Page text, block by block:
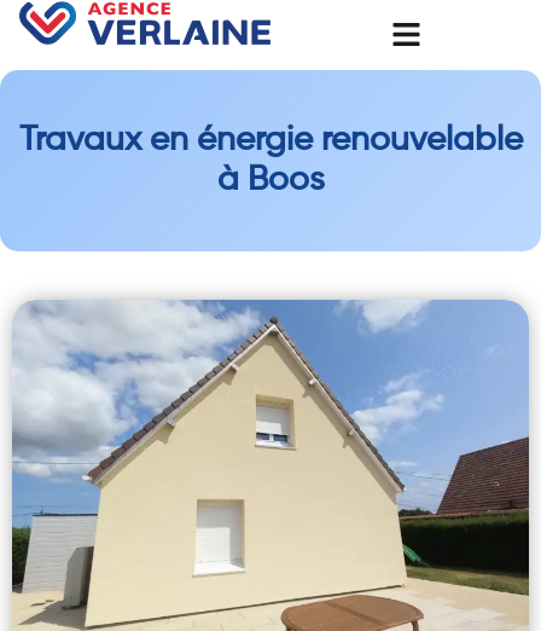
Travaux en énergie renouvelable
à Boos